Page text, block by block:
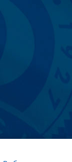
Динамо Минск